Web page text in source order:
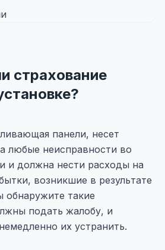
страхование
панели, несет
любые неисправности во
и должна нести расходы на
возникшие в результате
обнаружите такие
подать жалобу, и
их устранить.